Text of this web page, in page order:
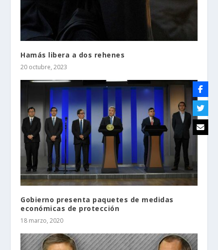
Hamás libera a dos rehenes
20 octubre, 2023
Gobierno presenta paquetes de medidas
económicas de protección
18 marzo, 2020